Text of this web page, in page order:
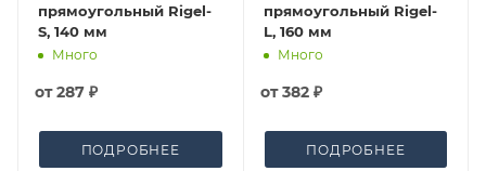
прямоугольный Rigel-
S, 140 мм
Много
от287 ₽
ПОДРОБНЕЕ
прямоугольный Rigel-
L, 160 мм
Много
от382 ₽
ПОДРОБНЕЕ